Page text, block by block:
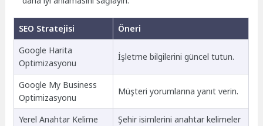
SEO Stratejisi
Öneri
Google Harita
Optimizasyonu
İşletme bilgilerini güncel tutun.
Google My Business
Optimizasyonu
Müşteri yorumlarına yanıt verin.
Yerel Anahtar Kelime
Şehir isimlerini anahtar kelimeler